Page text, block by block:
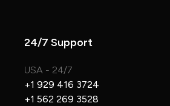
24/7 Support
USA - 24/7
+1 929 416 3724
+1 562 269 3528